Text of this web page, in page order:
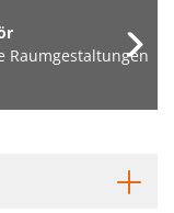
Raumgestaltungen